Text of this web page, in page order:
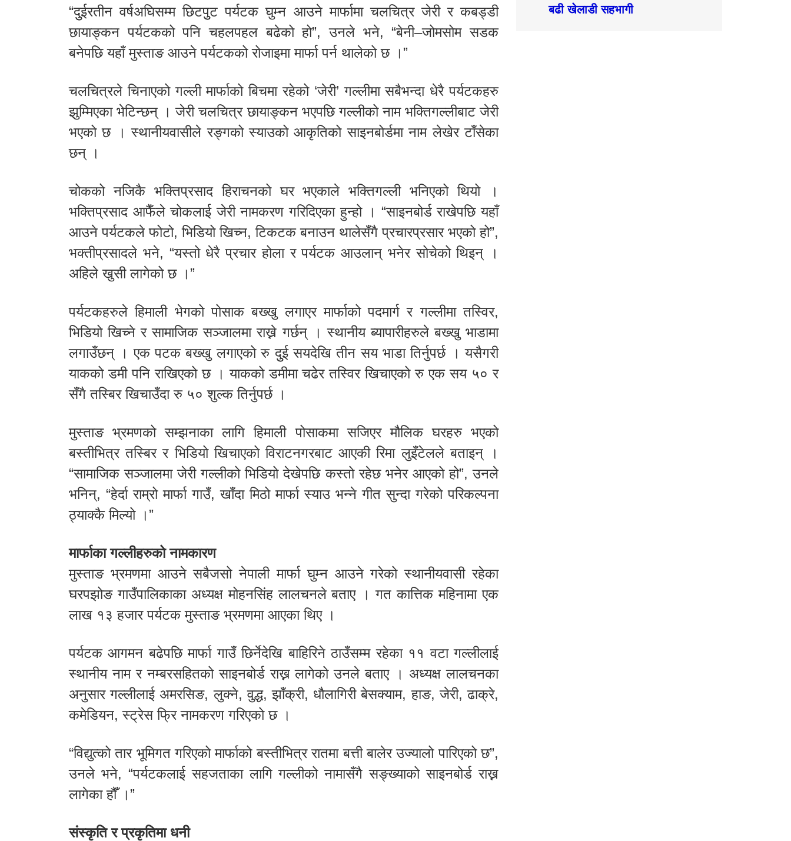
“दुुईरतीन वर्षअघिसम्म छिटपुुट पर्यटक घुम्न आउने मार्फामा चलचित्र जेरी र कबड्डी
छायाङ्कन पर्यटकको पनि चहलपहल बढेको हो”, उनले भने, “बेनी–जोमसोम सडक
बनेपछि यहाँ मुस्ताङ आउने पर्यटकको रोजाइमा मार्फा पर्न थालेको छ ।”
चलचित्रले चिनाएको गल्ली मार्फाको बिचमा रहेको ‘जेरी’ गल्लीमा सबैभन्दा धेरै पर्यटकहरु
झुम्मिएका भेटिन्छन् । जेरी चलचित्र छायाङ्कन भएपछि गल्लीको नाम भक्तिगल्लीबाट जेरी
भएको छ । स्थानीयवासीले रङ्गको स्याउको आकृतिको साइनबोर्डमा नाम लेखेर टाँसेका
छन् ।
चोकको नजिकै भक्तिप्रसाद हिराचनको घर भएकाले भक्तिगल्ली भनिएको थियो ।
भक्तिप्रसाद आफैँले चोकलाई जेरी नामकरण गरिदिएका हुन्हो । “साइनबोर्ड राखेपछि यहाँ
आउने पर्यटकले फोटो, भिडियो खिच्न, टिकटक बनाउन थालेसँगै प्रचारप्रसार भएको हो”,
भक्तीप्रसादले भने, “यस्तो धेरै प्रचार होला र पर्यटक आउलान् भनेर सोचेको थिइन् ।
अहिले खुसी लागेको छ ।”
पर्यटकहरुले हिमाली भेगको पोसाक बख्खु लगाएर मार्फाको पदमार्ग र गल्लीमा तस्विर,
भिडियो खिच्ने र सामाजिक सञ्जालमा राख्ने गर्छन् । स्थानीय ब्यापारीहरुले बख्खु भाडामा
लगाउँछन् । एक पटक बख्खु लगाएको रु दुुई सयदेखि तीन सय भाडा तिर्नुपर्छ । यसैगरी
याकको डमी पनि राखिएको छ । याकको डमीमा चढेर तस्विर खिचाएको रु एक सय ५० र
सँगै तस्बिर खिचाउँदा रु ५० शुल्क तिर्नुपर्छ ।
मुस्ताङ भ्रमणको सम्झनाका लागि हिमाली पोसाकमा सजिएर मौलिक घरहरु भएको
बस्तीभित्र तस्बिर र भिडियो खिचाएको विराटनगरबाट आएकी रिमा लुइँटेलले बताइन् ।
“सामाजिक सञ्जालमा जेरी गल्लीको भिडियो देखेपछि कस्तो रहेछ भनेर आएको हो”, उनले
भनिन्, “हेर्दा राम्रो मार्फा गाउँ, खाँदा मिठो मार्फा स्याउ भन्ने गीत सुन्दा गरेको परिकल्पना
ठ्याक्कै मिल्यो ।”
मार्फाका गल्लीहरुको नामकारण
मुस्ताङ भ्रमणमा आउने सबैजसो नेपाली मार्फा घुम्न आउने गरेको स्थानीयवासी रहेका
घरपझोङ गाउँपालिकाका अध्यक्ष मोहनसिंह लालचनले बताए । गत कात्तिक महिनामा एक
लाख १३ हजार पर्यटक मुस्ताङ भ्रमणमा आएका थिए ।
पर्यटक आगमन बढेपछि मार्फा गाउँ छिर्नेदेखि बाहिरिने ठाउँसम्म रहेका ११ वटा गल्लीलाई
स्थानीय नाम र नम्बरसहितको साइनबोर्ड राख्न लागेको उनले बताए । अध्यक्ष लालचनका
अनुसार गल्लीलाई अमरसिङ, लुक्ने, वुद्ध, झाँक्री, धौलागिरी बेसक्याम, हाङ, जेरी, ढाक्रे,
कमेडियन, स्ट्रेस फ्रि नामकरण गरिएको छ ।
“विद्युत्को तार भूमिगत गरिएको मार्फाको बस्तीभित्र रातमा बत्ती बालेर उज्यालो पारिएको छ”,
उनले भने, “पर्यटकलाई सहजताका लागि गल्लीको नामासँगै सङ्ख्याको साइनबोर्ड राख्न
लागेका हौँ ।”
संस्कृति र प्रकृतिमा धनी
बढी खेलाडी सहभागी